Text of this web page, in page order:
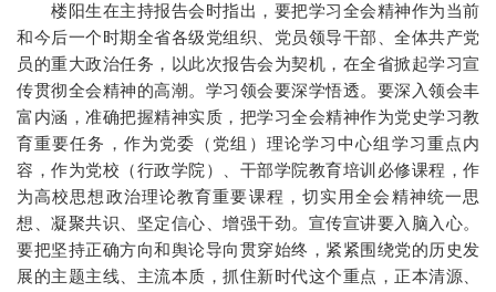
楼阳生在主持报告会时指出，要把学习全会精神作为当前
和今后一个时期全省各级党组织、党员领导干部、全体共产党
员的重大政治任务，以此次报告会为契机，在全省掀起学习宣
传贯彻全会精神的高潮。学习领会要深学悟透。要深入领会丰
富内涵，准确把握精神实质，把学习全会精神作为党史学习教
育重要任务，作为党委（党组）理论学习中心组学习重点内
容，作为党校（行政学院）、干部学院教育培训必修课程，作
为高校思想政治理论教育重要课程，切实用全会精神统一思
想、凝聚共识、坚定信心、增强干劲。宣传宣讲要入脑入心。
要把坚持正确方向和舆论导向贯穿始终，紧紧围绕党的历史发
展的主题主线、主流本质，抓住新时代这个重点，正本清源、